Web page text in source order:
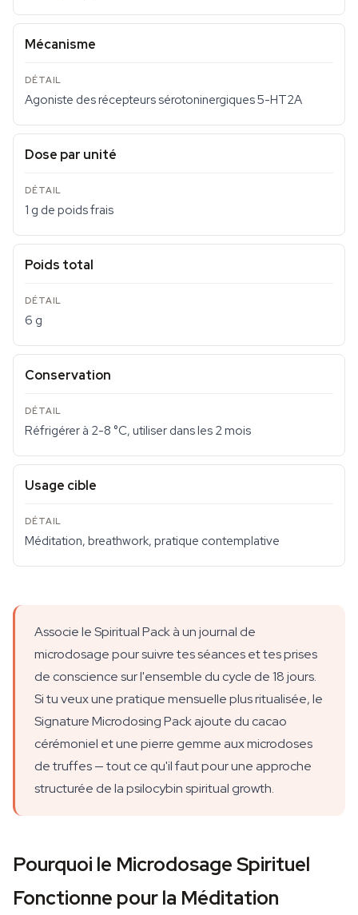
Mécanisme
Agoniste des récepteurs sérotoninergiques 5-HT2A
Dose par unité
1 g de poids frais
Poids total
6 g
Conservation
Réfrigérer à 2-8 °C, utiliser dans les 2 mois
Usage cible
Méditation, breathwork, pratique contemplative
Associe le Spiritual Pack à un journal de
microdosage pour suivre tes séances et tes prises
de conscience sur l'ensemble du cycle de 18 jours.
Si tu veux une pratique mensuelle plus ritualisée, le
Signature Microdosing Pack ajoute du cacao
cérémoniel et une pierre gemme aux microdoses
de truffes — tout ce qu'il faut pour une approche
structurée de la psilocybin spiritual growth.
Pourquoi le Microdosage Spirituel
Fonctionne pour la Méditation